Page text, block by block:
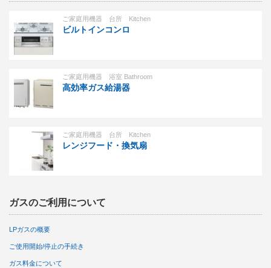
ご家庭用機器 台所 Kitchen
ビルトインコンロ
ご家庭用機器 浴室 Bathroom
高効率ガス給湯器
ご家庭用機器 台所 Kitchen
レンジフード・換気扇
ガスのご利用について
LPガスの概要
ご使用開始/停止の手続き
ガス料金について